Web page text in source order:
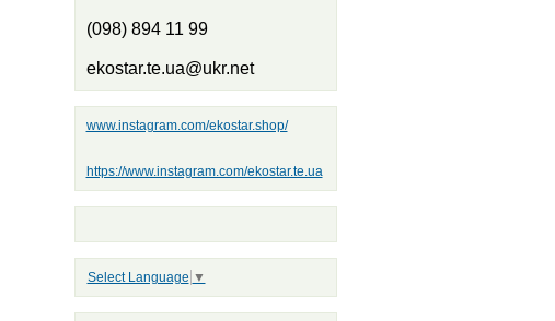
(098) 894 11 99
ekostar.te.ua@ukr.net
www.instagram.com/ekostar.shop/
https://www.instagram.com/ekostar.te.ua
Select Language ▼